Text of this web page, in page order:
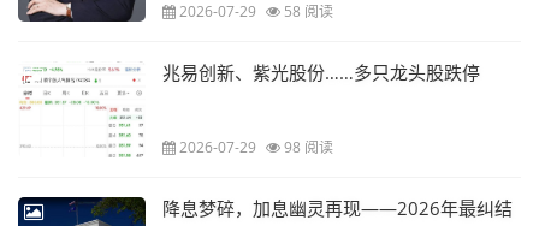
2026-07-29 58 阅读
兆易创新、紫光股份……多只龙头股跌停
2026-07-29 98 阅读
降息梦碎，加息幽灵再现——2026年最纠结